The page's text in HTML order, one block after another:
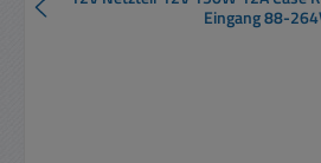
Eingang 88-